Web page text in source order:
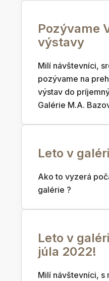
Pozývame
výstavy
Milí návštevníci,
pozývame na
výstav do
Galérie M.A.
Leto v
Ako to vyzerá
galérie ?
Leto v
júla 2022!
Milí návštevníci, s